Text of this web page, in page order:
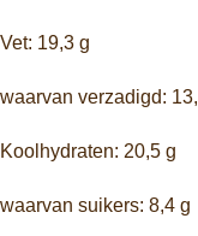
Vet: 19,3 g
waarvan verzadigd:
Koolhydraten: 20,5 g
waarvan suikers: 8,4 g